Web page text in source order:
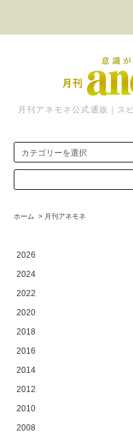
月刊アネモネ公式通販｜ス
ホーム > 月刊アネモネ
2026
2024
2022
2020
2018
2016
2014
2012
2010
2008